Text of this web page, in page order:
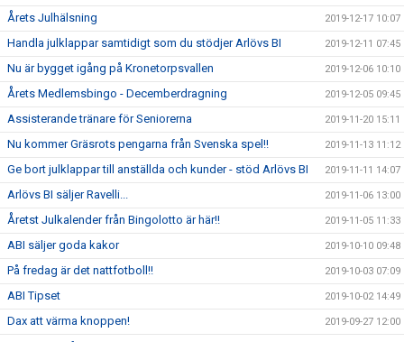
Årets Julhälsning 2019-12-17 10:07
Handla julklappar samtidigt som du stödjer Arlövs BI 2019-12-11 07:45
Nu är bygget igång på Kronetorpsvallen 2019-12-06 10:10
Årets Medlemsbingo - Decemberdragning 2019-12-05 09:45
Assisterande tränare för Seniorerna 2019-11-20 15:11
Nu kommer Gräsrots pengarna från Svenska spel!! 2019-11-13 11:12
Ge bort julklappar till anställda och kunder - stöd Arlövs BI 2019-11-11 14:07
Arlövs BI säljer Ravelli... 2019-11-06 13:00
Åretst Julkalender från Bingolotto är här!! 2019-11-05 11:33
ABI säljer goda kakor 2019-10-10 09:48
På fredag är det nattfotboll!! 2019-10-03 07:09
ABI Tipset 2019-10-02 14:49
Dax att värma knoppen! 2019-09-27 12:00